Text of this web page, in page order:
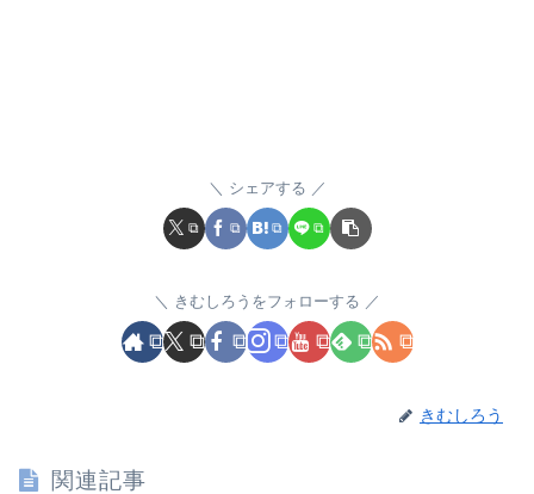
シェアする
きむしろうをフォローする
きむしろう
関連記事